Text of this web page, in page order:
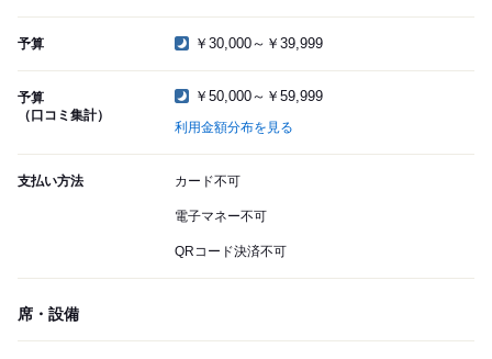
予算 ￥30,000～￥39,999
予算
（口コミ集計）
￥50,000～￥59,999
利用金額分布を見る
支払い方法 カード不可
電子マネー不可
QRコード決済不可
席・設備